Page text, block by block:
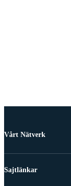
Vårt Nätverk
Sajtlänkar